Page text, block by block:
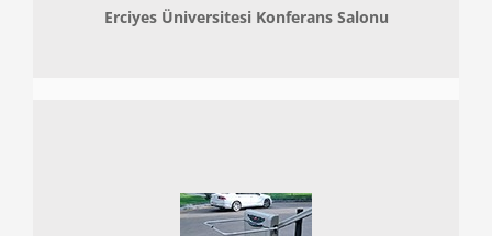
Erciyes Üniversitesi Konferans Salonu